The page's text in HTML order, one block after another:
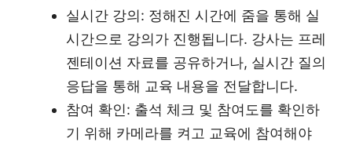
실시간 강의: 정해진 시간에 줌을 통해 실
시간으로 강의가 진행됩니다. 강사는 프레
젠테이션 자료를 공유하거나, 실시간 질의
응답을 통해 교육 내용을 전달합니다.
참여 확인: 출석 체크 및 참여도를 확인하
기 위해 카메라를 켜고 교육에 참여해야